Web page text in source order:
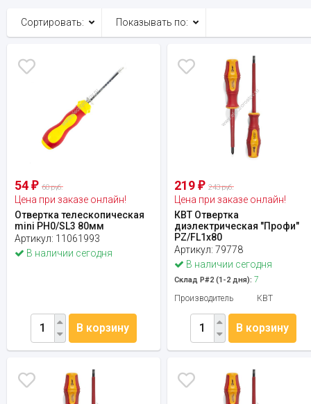
Сортировать: Показывать по:
54 ₽ 60 руб.
Цена при заказе онлайн!
Отвертка телескопическая
mini PH0/SL3 80мм
Артикул: 11061993
В наличии сегодня
В корзину
219₽ 243 руб.
Цена при заказе онлайн!
КВТ Отвертка
диэлектрическая "Профи"
PZ/FL1x80
Артикул:79778
В наличии сегодня
Склад Р#2 (1-2 дня): 7
Производитель
КВТ
В корзину